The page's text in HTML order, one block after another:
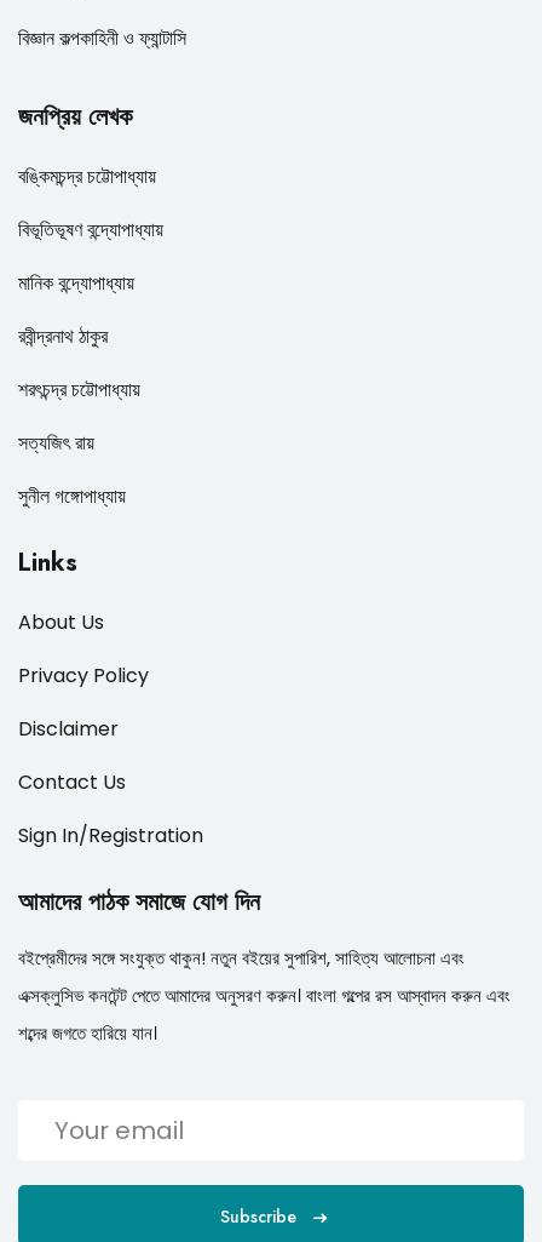
বিজ্ঞান কল্পকাহিনী ও ফ্যান্টাসি
জনপ্রিয় লেখক
বঙ্কিমচন্দ্র চট্টোপাধ্যায়
বিভূতিভূষণ বন্দ্যোপাধ্যায়
মানিক বন্দ্যোপাধ্যায়
রবীন্দ্রনাথ ঠাকুর
শরৎচন্দ্র চট্টোপাধ্যায়
সত্যজিৎ রায়
সুনীল গঙ্গোপাধ্যায়
Links
About Us
Privacy Policy
Disclaimer
Contact Us
Sign In/Registration
আমাদের পাঠক সমাজে যোগ দিন
বইপ্রেমীদের সঙ্গে সংযুক্ত থাকুন! নতুন বইয়ের সুপারিশ, সাহিত্য আলোচনা এবং
এক্সক্লুসিভ কনটেন্ট পেতে আমাদের অনুসরণ করুন। বাংলা গল্পের রস আস্বাদন করুন এবং
শব্দের জগতে হারিয়ে যান।
Subscribe